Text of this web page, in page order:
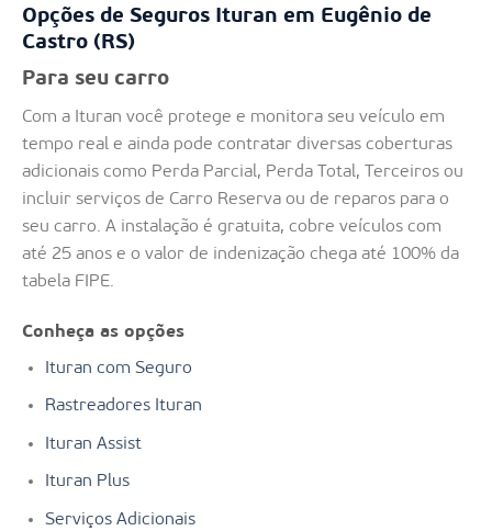
Opções de Seguros Ituran em Eugênio de
Castro (RS)
Para seu carro
Com a Ituran você protege e monitora seu veículo em
tempo real e ainda pode contratar diversas coberturas
adicionais como Perda Parcial, Perda Total, Terceiros ou
incluir serviços de Carro Reserva ou de reparos para o
seu carro. A instalação é gratuita, cobre veículos com
até 25 anos e o valor de indenização chega até 100% da
tabela FIPE.
Conheça as opções
Ituran com Seguro
Rastreadores Ituran
Ituran Assist
Ituran Plus
Serviços Adicionais